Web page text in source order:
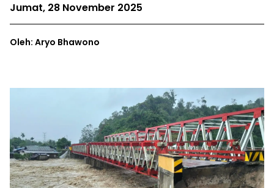
Jumat, 28 November 2025
Oleh: Aryo Bhawono